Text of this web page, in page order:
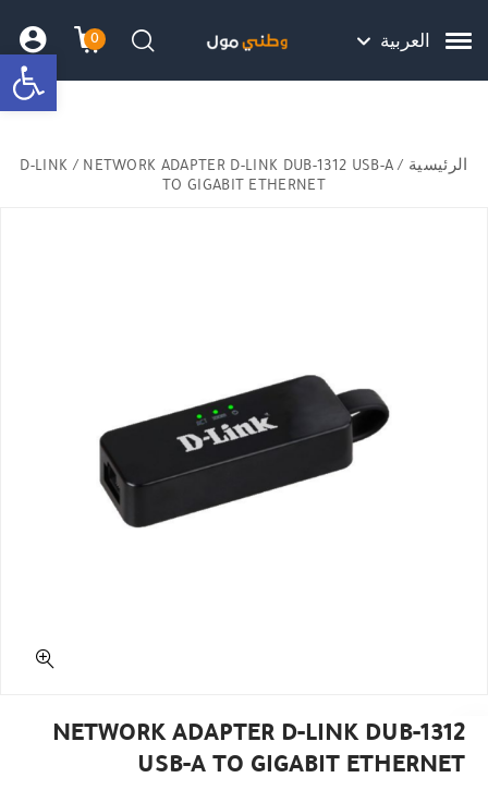
هل نزلت التطبيق ليصلك كل جديد ؟
العربية 0
עגלתחיפוש
الرئيسية /
D-LINK / NETWORK ADAPTER D-LINK DUB-1312 USB-A
TO GIGABIT ETHERNET
NETWORK ADAPTER D-LINK DUB-1312
USB-A TO GIGABIT ETHERNET